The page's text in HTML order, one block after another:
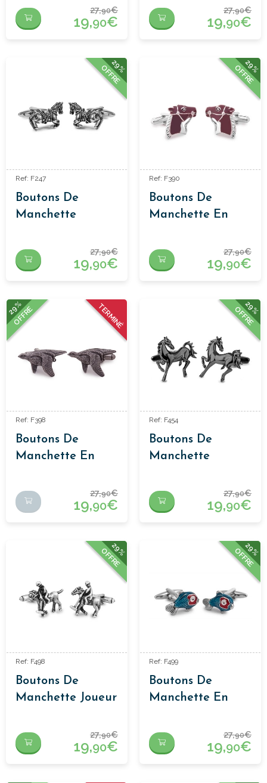
De Becacina
27,90€
19,90€
27,90€
19,90€
29%
OFFRE
Ref: F247
Boutons De
Manchette
27,90€
19,90€
29%
OFFRE
Ref: F390
Boutons De
Manchette En
27,90€
19,90€
TERMINÉ
29%
OFFRE
Ref: F398
Boutons De
Manchette En
Perdrix
27,90€
19,90€
29%
OFFRE
Ref: F454
Boutons De
Manchette
27,90€
19,90€
29%
OFFRE
Ref: F498
Boutons De
Manchette Joueur
27,90€
19,90€
29%
OFFRE
Ref: F499
Boutons De
Manchette En
27,90€
19,90€